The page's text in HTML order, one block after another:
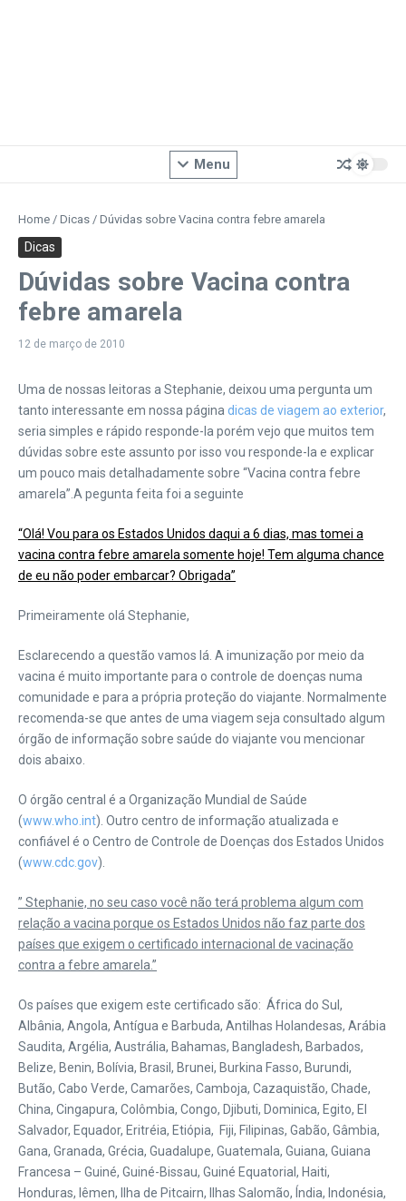
Menu
Home / Dicas / Dúvidas sobre Vacina contra febre amarela
Dicas
Dúvidas sobre Vacina contra
febre amarela
12 de março de 2010
Uma de nossas leitoras a Stephanie, deixou uma pergunta um
tanto interessante em nossa página dicas de viagem ao exterior,
seria simples e rápido responde-la porém vejo que muitos tem
dúvidas sobre este assunto por isso vou responde-la e explicar
um pouco mais detalhadamente sobre “Vacina contra febre
amarela”. A pegunta feita foi a seguinte
“Olá! Vou para os Estados Unidos daqui a 6 dias, mas tomei a
vacina contra febre amarela somente hoje! Tem alguma chance
de eu não poder embarcar? Obrigada”
Primeiramente olá Stephanie,
Esclarecendo a questão vamos lá. A imunização por meio da
vacina é muito importante para o controle de doenças numa
comunidade e para a própria proteção do viajante. Normalmente
recomenda-se que antes de uma viagem seja consultado algum
órgão de informação sobre saúde do viajante vou mencionar
dois abaixo.
O órgão central é a Organização Mundial de Saúde
(www.who.int). Outro centro de informação atualizada e
confiável é o Centro de Controle de Doenças dos Estados Unidos
(www.cdc.gov).
” Stephanie, no seu caso você não terá problema algum com
relação a vacina porque os Estados Unidos não faz parte dos
países que exigem o certificado internacional de vacinação
contra a febre amarela.”
Os países que exigem este certificado são: África do Sul,
Albânia, Angola, Antígua e Barbuda, Antilhas Holandesas, Arábia
Saudita, Argélia, Austrália, Bahamas, Bangladesh, Barbados,
Belize, Benin, Bolívia, Brasil, Brunei, Burkina Fasso, Burundi,
Butão, Cabo Verde, Camarões, Camboja, Cazaquistão, Chade,
China, Cingapura, Colômbia, Congo, Djibuti, Dominica, Egito, El
Salvador, Equador, Eritréia, Etiópia, Fiji, Filipinas, Gabão, Gâmbia,
Gana, Granada, Grécia, Guadalupe, Guatemala, Guiana, Guiana
Francesa – Guiné, Guiné-Bissau, Guiné Equatorial, Haiti,
Honduras, Iêmen, Ilha de Pitcairn, Ilhas Salomão, Índia, Indonésia,